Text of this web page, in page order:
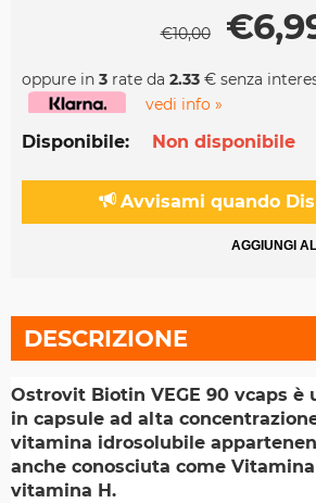
€10,00 €
oppure in 3 rate da 2.33 € senza
vedi info »
Disponibile: Non disponibile
Avvisami quando
AGGIUNGI
DESCRIZIONE
Ostrovit Biotin VEGE 90 vcaps è
in capsule ad alta
vitamina idrosolubile
anche conosciuta come
vitamina H.